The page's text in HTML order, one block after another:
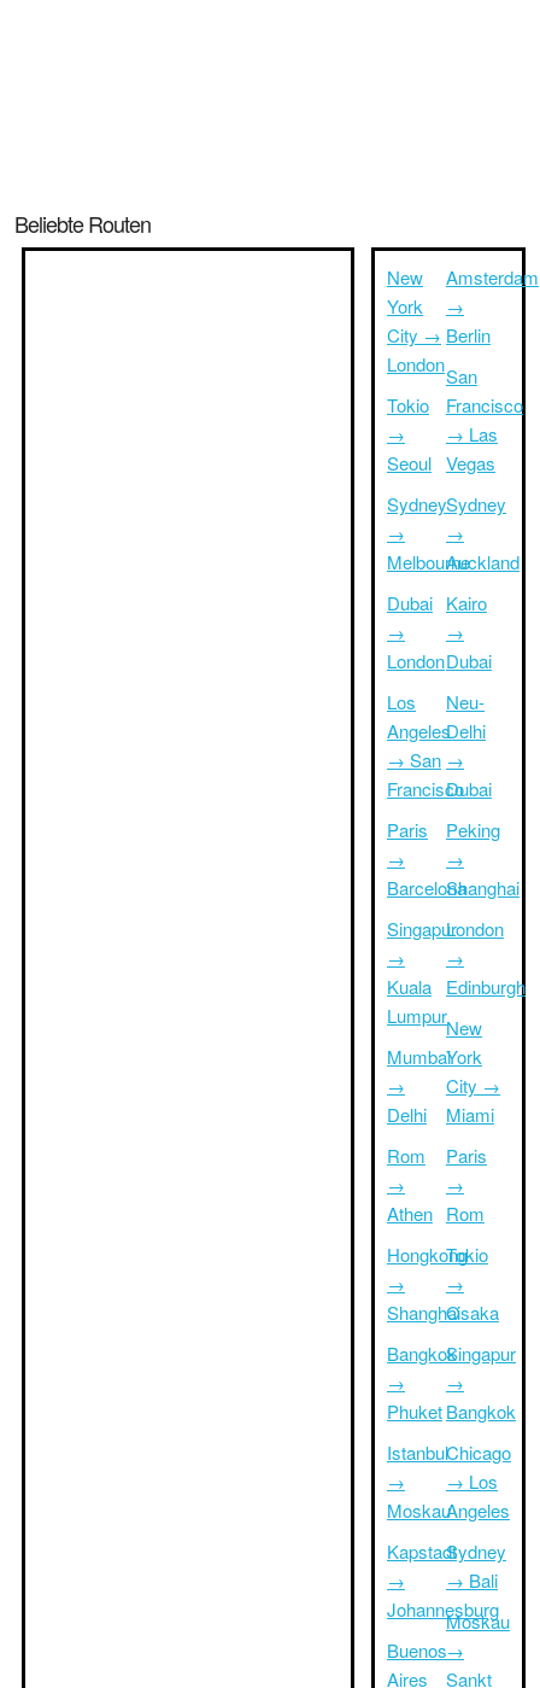
Beliebte Routen
New
York
City →
London
Tokio
→
Seoul
Sydney
→
Melbourne
Dubai
→
London
Los
Angeles
→ San
Francisco
Paris
→
Barcelona
Singapur
→
Kuala
Lumpur
Mumbai
→
Delhi
Rom
→
Athen
Hongkong
→
Shanghai
Bangkok
→
Phuket
Istanbul
→
Moskau
Kapstadt
→
Johannesburg
Buenos
Aires
Amsterdam
→
Berlin
San
Francisco
→ Las
Vegas
Sydney
→
Auckland
Kairo
→
Dubai
Neu-
Delhi
→
Dubai
Peking
→
Shanghai
London
→
Edinburgh
New
York
City →
Miami
Paris
→
Rom
Tokio
→
Osaka
Singapur
→
Bangkok
Chicago
→ Los
Angeles
Sydney
→ Bali
Moskau
→
Sankt